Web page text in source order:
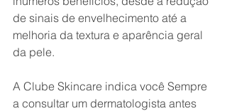
de sinais de envelhecimento até a
melhoria da textura e aparência geral
da pele.
A Clube Skincare indica você Sempre
a consultar um dermatologista antes